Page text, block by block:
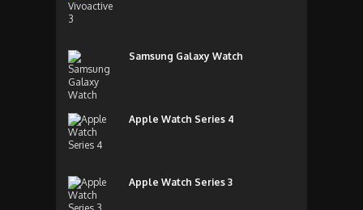
Samsung Galaxy Watch
Apple Watch Series 4
Apple Watch Series 3